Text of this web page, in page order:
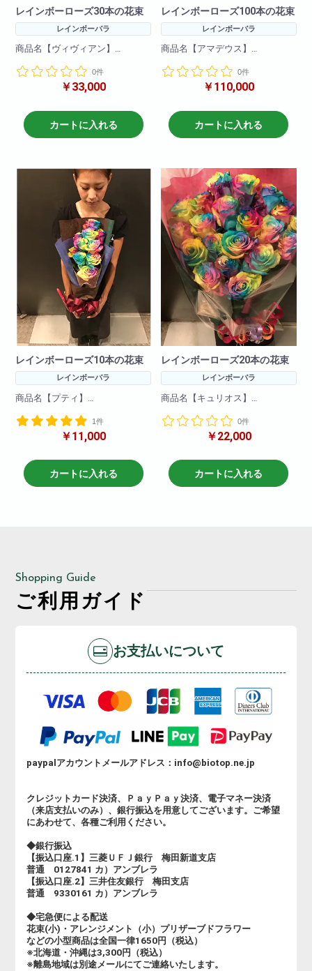
レインボーローズ30本の花束
レインボーバラ
商品名【ヴィヴィアン】
花言葉=奇跡
ズを贅沢に30本使用した花束で
す。
きれいな色合いでサプライズに
本数は準備しておりますが、事
前のご予約により確実に
ご用意することが可能です。
0件
￥33,000
カートに入れる
レインボーローズ100本の花束
レインボーバラ
商品名【アマデウス】
花言葉=奇跡
ズを贅沢に100本使用した花束で
す。
きれいな色合いでサプライズに
※限定商品
本数は準備しておりますが、事
前のご予約により確実に
ご用意することが可能です。
0件
￥110,000
カートに入れる
レインボーローズ10本の花束
レインボーバラ
商品名【プティ】
花言葉=奇跡
ズを10本使用した花束です。
きれいな色合いでサプライズに
最適
1件
￥11,000
カートに入れる
レインボーローズ20本の花束
レインボーバラ
商品名【キュリオス】
花言葉=奇跡
ズを贅沢に20本使用した花束で
す。
きれいな色合いでサプライズに
0件
￥22,000
カートに入れる
Shopping Guide
ご利用ガイド
お支払いについて
paypalアカウントメールアドレス：info@biotop.ne.jp
クレジットカード決済、ＰａｙＰａｙ決済、電子マネー決済
（来店支払いのみ）、銀行振込を用意してございます。ご希望
にあわせて、各種ご利用ください。
◆銀行振込
【振込口座.1】三菱ＵＦＪ銀行 梅田新道支店
普通 0127841 カ）アンブレラ
【振込口座.2】三井住友銀行 梅田支店
普通 9330161 カ）アンブレラ
◆宅急便による配送
花束(小)・アレンジメント（小）プリザーブドフラワー
などの小型商品は全国一律1650円（税込）
※北海道・沖縄は3,300円（税込）
※離島地域は別途メールにてご連絡いたします。